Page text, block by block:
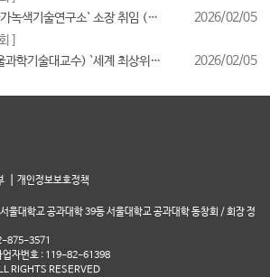
오대균 동문(81학번) `국가녹색기술연구소` 소장 취임 (2026/2월)
2026/02/05
]
유승훈 동문(88학번, 서울과학기술대교수) `세계 최상위 연구자 2025` 등재
2026/02/05
개인정보보호정책
울대학교 공과대학 39동 서울대학교 공과대학 동창회 / 회장 정
875-3571
자번호 : 119-82-61398
RIGHTS RESERVED